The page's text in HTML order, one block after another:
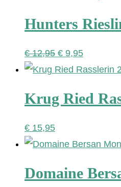
Hunters
€12,95 Oorspronkelijke
prijs
€ 12,95.
€ 9,95Huidige
prijs
€ 9,95.
Krug Ried
€ 15,95
Domaine